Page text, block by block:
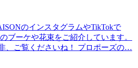
のインスタグラムやTikTokで
ブーケや花束をご紹介しています。
、ご覧くださいね！ プロポーズの…